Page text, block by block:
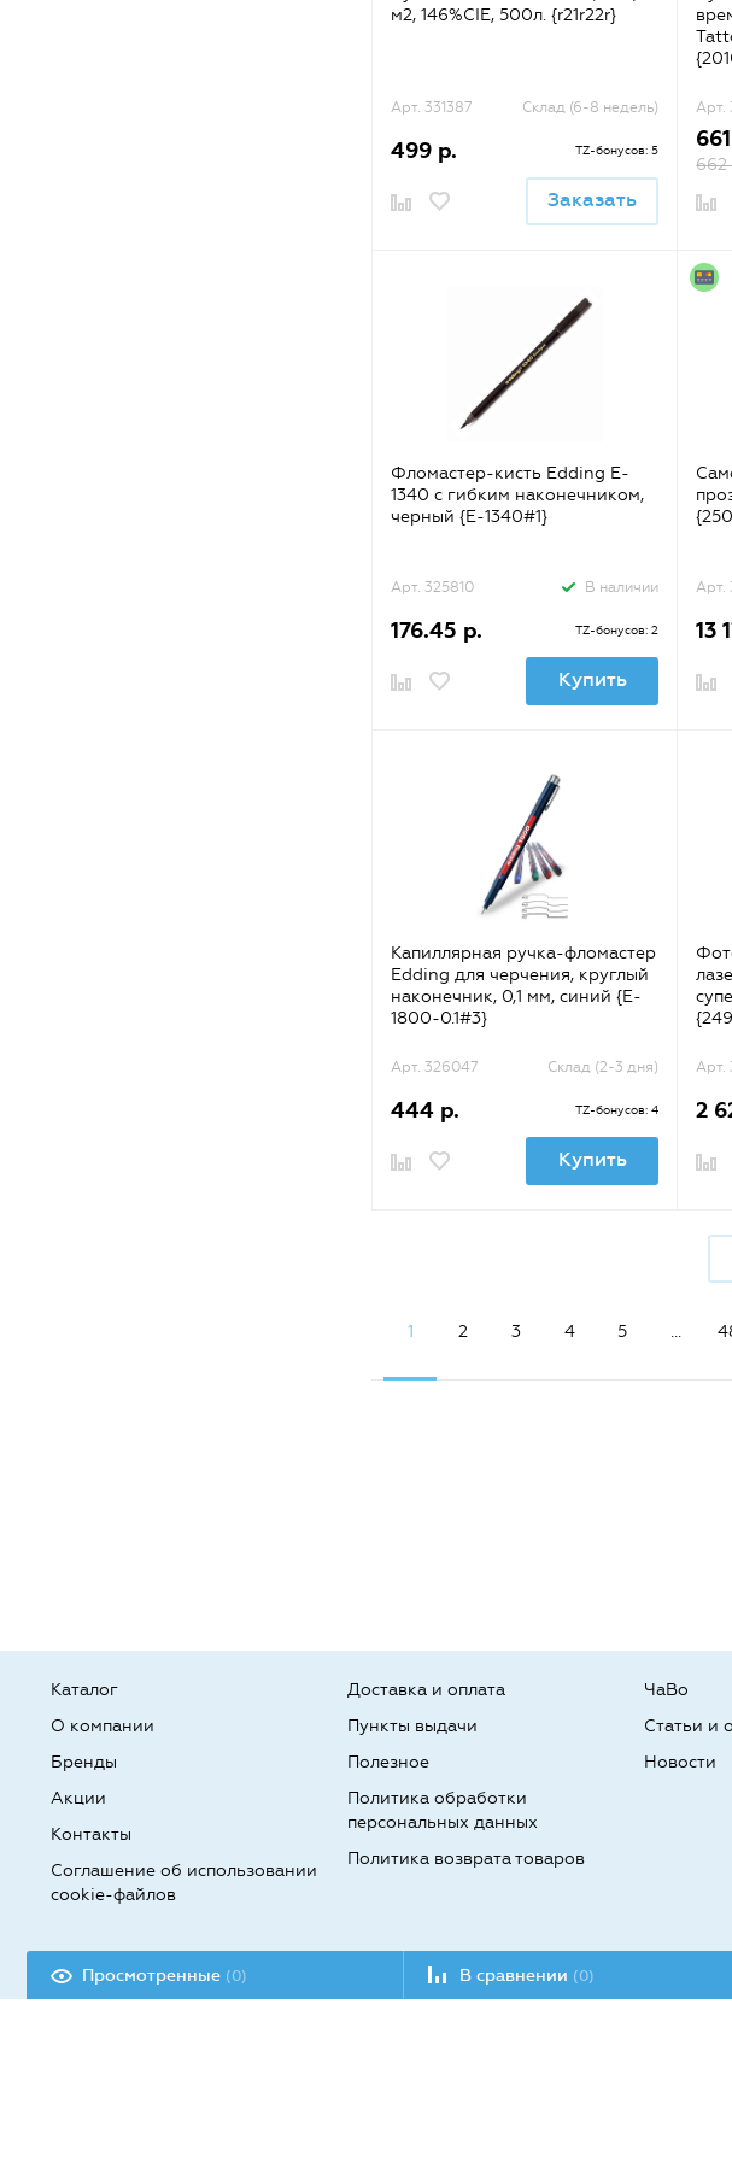
м2, 146%CIE, 500л. {r21r22r}
Арт. 331387 Склад (6-8 недель)
499 р. TZ-бонусов: 5
Заказать
Арт.
662
Фломастер-кисть Edding E-
1340 с гибким наконечником,
черный {E-1340#1}
Арт. 325810 В наличии
176.45 р. TZ-бонусов: 2
Купить
Арт.
13
Капиллярная ручка-фломастер
Edding для черчения, круглый
наконечник, 0,1 мм, синий {E-
1800-0.1#3}
Арт. 326047 Склад (2-3 дня)
444 р. TZ-бонусов: 4
Купить
Арт.
2
1 2 3 4 5 ...
Каталог
О компании
Бренды
Доставка и оплата
Пункты выдачи
Полезное
ЧаВо
Статьи и
Новости
Акции
Контакты
Соглашение об использовании
cookie-файлов
Политика обработки
персональных данных
Политика возврата товаров
Разработка сайта:
Просмотренные (0) В сравнении (0)